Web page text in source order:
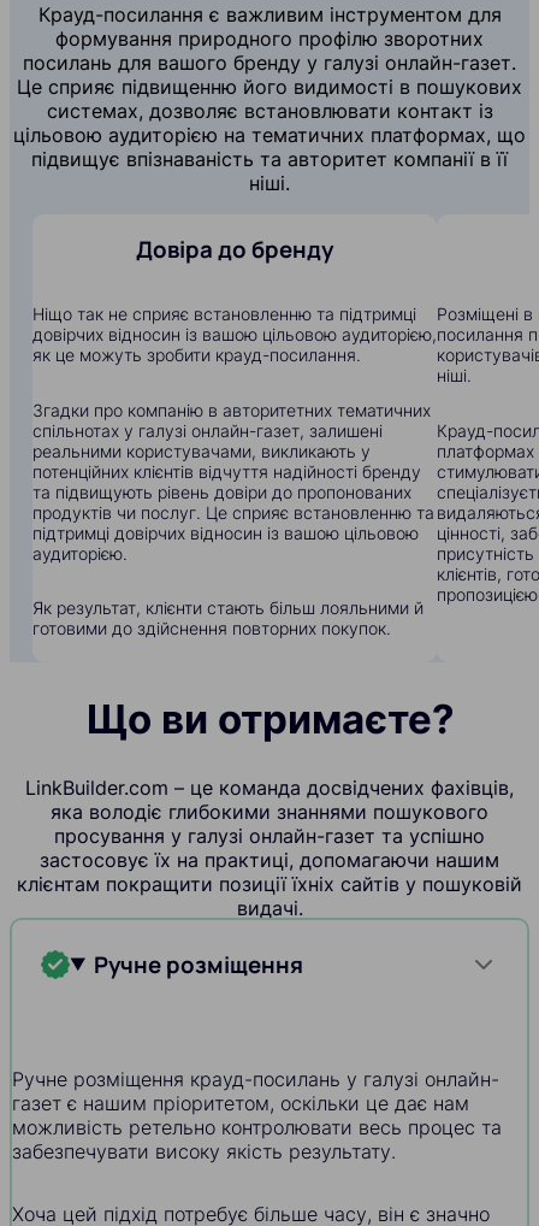
Крауд-посилання є важливим інструментом для
формування природного профілю зворотних
посилань для вашого бренду у галузі онлайн-газет.
Це сприяє підвищенню його видимості в пошукових
системах, дозволяє встановлювати контакт із
цільовою аудиторією на тематичних платформах, що
підвищує впізнаваність та авторитет компанії в її
ніші.
Довіра до бренду
Ніщо так не сприяє встановленню та підтримці
довірчих відносин із вашою цільовою аудиторією,
як це можуть зробити крауд-посилання.
Згадки про компанію в авторитетних тематичних
спільнотах у галузі онлайн-газет, залишені
реальними користувачами, викликають у
потенційних клієнтів відчуття надійності бренду
та підвищують рівень довіри до пропонованих
продуктів чи послуг. Це сприяє встановленню та
підтримці довірчих відносин із вашою цільовою
аудиторією.
Як результат, клієнти стають більш лояльними й
готовими до здійснення повторних покупок.
Розміщені в
посилання
ніші.
Крауд-
цінності,
клієнтів,
Що ви отримаєте?
LinkBuilder.com – це команда досвідчених фахівців,
яка володіє глибокими знаннями пошукового
просування у галузі онлайн-газет та успішно
застосовує їх на практиці, допомагаючи нашим
клієнтам покращити позиції їхніх сайтів у пошуковій
видачі.
Ручне розміщення
Ручне розміщення крауд-посилань у галузі онлайн-
газет є нашим пріоритетом, оскільки це дає нам
можливість ретельно контролювати весь процес та
забезпечувати високу якість результату.
Хоча цей підхід потребує більше часу, він є значно